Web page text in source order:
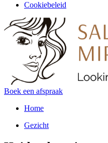
Cookiebeleid
Boek een afspraak
Home
Gezicht